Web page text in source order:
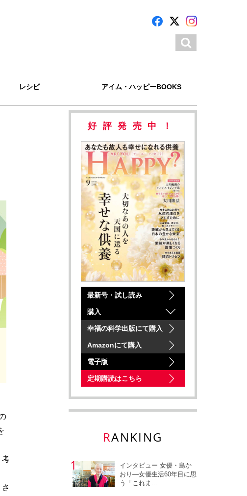
レシピ アイム・ハッピーBOOKS
考
好評発売中！
最新号・試し読み
購入
幸福の科学出版にて購入
Amazonにて購入
電子版
定期購読はこちら
RANKING
インタビュー 女優・島か
おり―女優生活60年目に思
う「これま...